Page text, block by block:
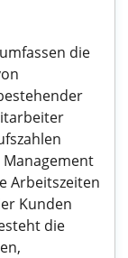
die
Arbeitszeiten
Kunden
die